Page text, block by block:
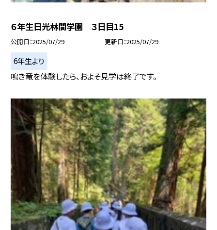
６年生日光林間学園 ３日目15
公開日 2025/07/29 更新日 2025/07/29
6年生より
鳴き竜を体験したら、およそ見学は終了です。